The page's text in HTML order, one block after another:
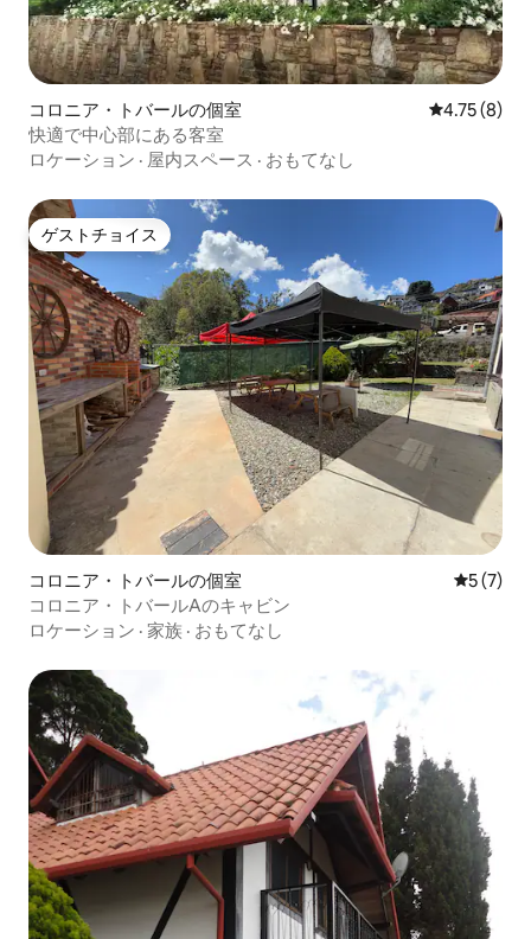
コロニア・トバールの個室 レビュー8
4.75 (8)
快適で中心部にある客室
ロケーション · 屋内スペース · おもてなし
ゲストチョイス
ゲストチョイス
コロニア・トバールの個室 レビュー
5 (7)
コロニア・トバールAのキャビン
ロケーション · 家族 · おもてなし